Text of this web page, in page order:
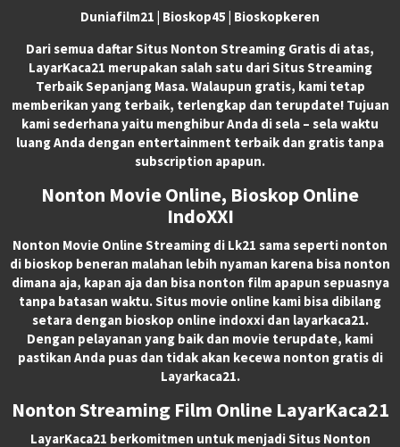
Duniafilm21 | Bioskop45 | Bioskopkeren
Dari semua daftar Situs Nonton Streaming Gratis di atas,
LayarKaca21 merupakan salah satu dari Situs Streaming
Terbaik Sepanjang Masa. Walaupun gratis, kami tetap
memberikan yang terbaik, terlengkap dan terupdate! Tujuan
kami sederhana yaitu menghibur Anda di sela – sela waktu
luang Anda dengan entertainment terbaik dan gratis tanpa
subscription apapun.
Nonton Movie Online, Bioskop Online
IndoXXI
Nonton Movie Online Streaming di Lk21 sama seperti nonton
di bioskop beneran malahan lebih nyaman karena bisa nonton
dimana aja, kapan aja dan bisa nonton film apapun sepuasnya
tanpa batasan waktu. Situs movie online kami bisa dibilang
setara dengan bioskop online indoxxi dan layarkaca21.
Dengan pelayanan yang baik dan movie terupdate, kami
pastikan Anda puas dan tidak akan kecewa nonton gratis di
Layarkaca21.
Nonton Streaming Film Online LayarKaca21
LayarKaca21 berkomitmen untuk menjadi Situs Nonton